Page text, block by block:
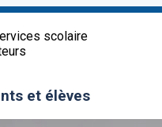
scolaire
et élèves
Fermer le sous-